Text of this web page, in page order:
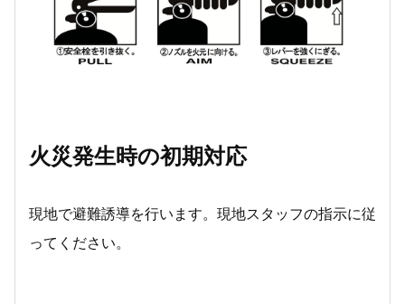
火災発生時の初期対応
現地で避難誘導を行います。現地スタッフの指示に従
ってください。